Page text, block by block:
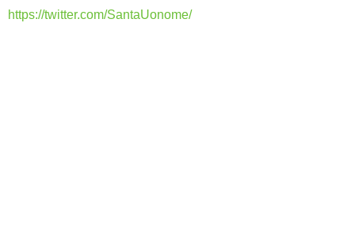
https://twitter.com/SantaUonome/